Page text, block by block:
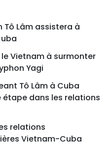
Tô Lâm assistera à
Vietnam à surmonter
Yagi
Tô Lâm à Cuba
étape dans les relations
relations
Vietnam-Cuba